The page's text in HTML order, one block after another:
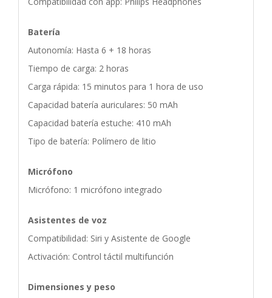
Batería
Autonomía: Hasta 6 + 18 horas
Tiempo de carga: 2 horas
Carga rápida: 15 minutos para 1 hora de uso
Capacidad batería auriculares: 50 mAh
Capacidad batería estuche: 410 mAh
Tipo de batería: Polímero de litio
Micrófono
Micrófono: 1 micrófono integrado
Asistentes de voz
Compatibilidad: Siri y Asistente de Google
Activación: Control táctil multifunción
Dimensiones y peso